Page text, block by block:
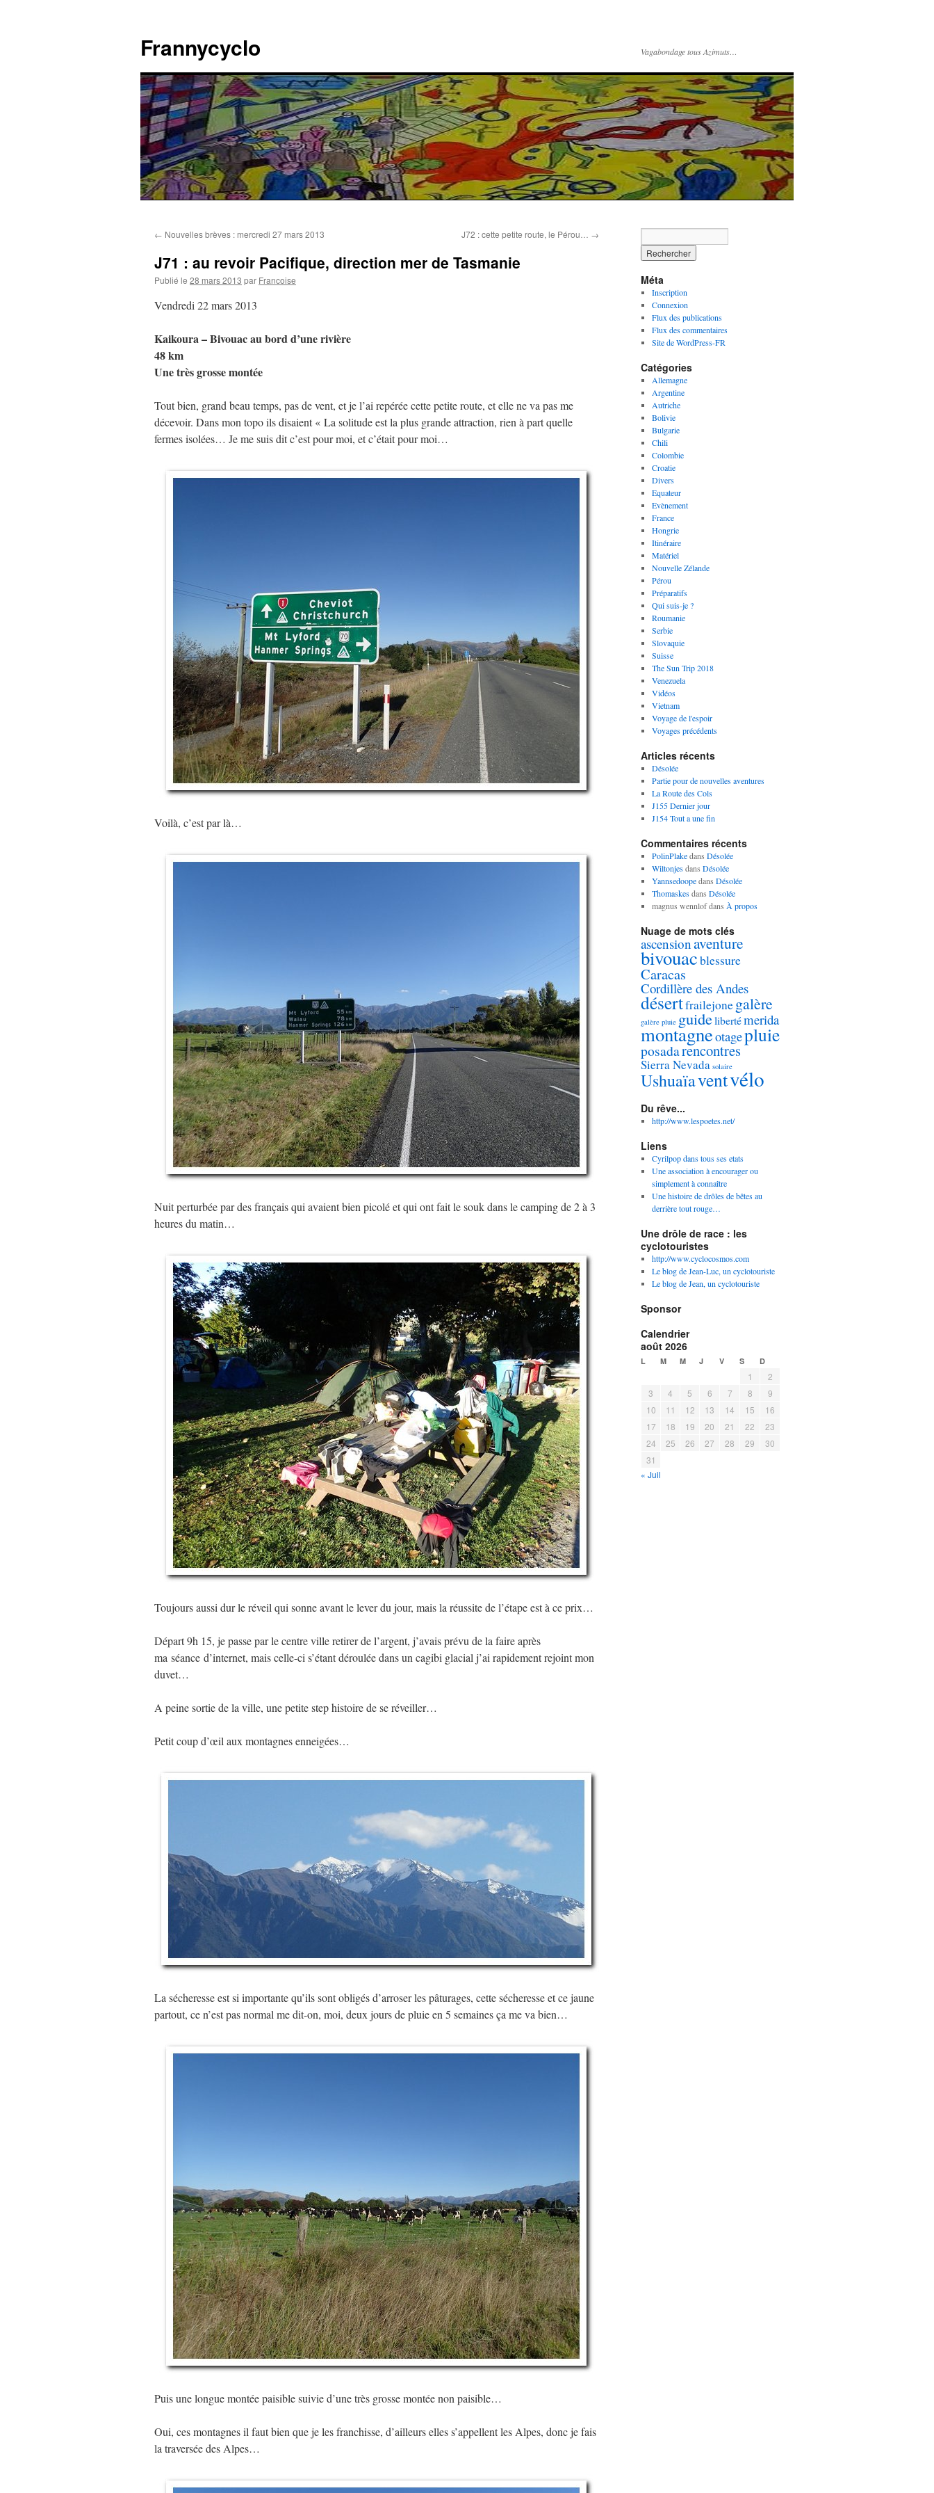
contenu
Frannycyclo Vagabondage tous Azimuts…
← Nouvelles brèves : mercredi 27 mars 2013 J72 : cette petite route, le Pérou… →
J71 : au revoir Pacifique, direction mer de Tasmanie
Publié le 28 mars 2013 par Francoise
Vendredi 22 mars 2013
Kaikoura – Bivouac au bord d’une rivière
48 km
Une très grosse montée
Tout bien, grand beau temps, pas de vent, et je l’ai repérée cette petite route, et elle ne va pas me
décevoir. Dans mon topo ils disaient « La solitude est la plus grande attraction, rien à part quelle
fermes isolées… Je me suis dit c’est pour moi, et c’était pour moi…
Voilà, c’est par là…
Nuit perturbée par des français qui avaient bien picolé et qui ont fait le souk dans le camping de 2 à 3
heures du matin…
Toujours aussi dur le réveil qui sonne avant le lever du jour, mais la réussite de l’étape est à ce prix…
Départ 9h 15, je passe par le centre ville retirer de l’argent, j’avais prévu de la faire après
ma séance d’internet, mais celle-ci s’étant déroulée dans un cagibi glacial j’ai rapidement rejoint mon
duvet…
A peine sortie de la ville, une petite step histoire de se réveiller…
Petit coup d’œil aux montagnes enneigées…
La sécheresse est si importante qu’ils sont obligés d’arroser les pâturages, cette sécheresse et ce jaune
partout, ce n’est pas normal me dit-on, moi, deux jours de pluie en 5 semaines ça me va bien…
Puis une longue montée paisible suivie d’une très grosse montée non paisible…
Oui, ces montagnes il faut bien que je les franchisse, d’ailleurs elles s’appellent les Alpes, donc je fais
la traversée des Alpes…
Méta
Inscription
Connexion
Flux des publications
Flux des commentaires
Site de WordPress-FR
Catégories
Allemagne
Argentine
Autriche
Bolivie
Bulgarie
Chili
Colombie
Croatie
Divers
Equateur
Evènement
France
Hongrie
Itinéraire
Matériel
Nouvelle Zélande
Pérou
Préparatifs
Qui suis-je ?
Roumanie
Serbie
Slovaquie
Suisse
The Sun Trip 2018
Venezuela
Vidéos
Vietnam
Voyage de l'espoir
Voyages précédents
Articles récents
Désolée
Partie pour de nouvelles aventures
La Route des Cols
J155 Dernier jour
J154 Tout a une fin
Commentaires récents
PolinPlakedans Désolée
Wiltonjesdans Désolée
Yannsedoopedans Désolée
Thomaskesdans Désolée
magnus wennlofdans À propos
Nuage de mots clés
ascensionaventure
bivouacblessure
Caracas
Cordillère des Andes
désertfrailejonegalère
galère pluie guidelibertémerida
montagneotagepluie
posadarencontres
Sierra Nevada solaire
Ushuaïaventvélo
Du rêve...
http://www.lespoetes.net/
Liens
Cyrilpop dans tous ses etats
Une association à encourager ou
simplement à connaître
Une histoire de drôles de bêtes au
derrière tout rouge…
Une drôle de race : les
cyclotouristes
http://www.cyclocosmos.com
Le blog de Jean-Luc, un cyclotouriste
Le blog de Jean, un cyclotouriste
Sponsor
Calendrier
août 2026
L M M J V S D
1
2
3
4 5 6 7 8
9
10
11 12 13 14 15
16
17
18 19 20 21 22
23
24
25 26 27 28 29
30
31
« Juil